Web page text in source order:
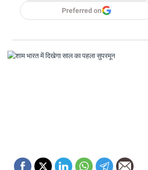
Preferred on